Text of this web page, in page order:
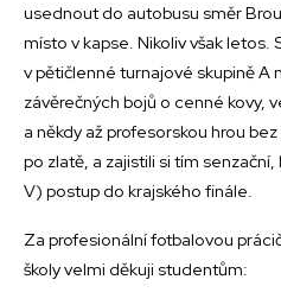
usednout do autobusu směr
místo v kapse. Nikoliv však letos.
v pětičlenné turnajové skupině A
závěrečných bojů o cenné kovy,
a někdy až profesorskou hrou
po zlatě, a zajistili si tím
V) postup do krajského finále.
Za profesionální fotbalovou
školy velmi děkuji studentům: